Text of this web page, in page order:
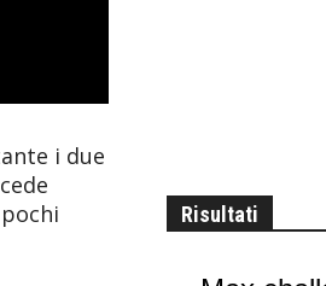
i due
Risultati